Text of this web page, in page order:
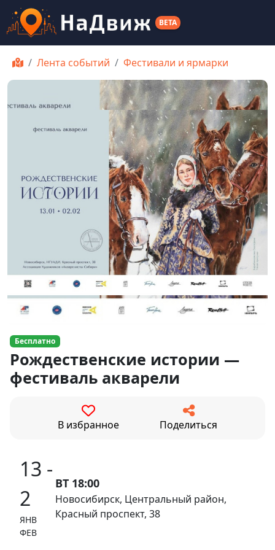
BETA
Лента событий Фестивали и ярмарки
Бесплатно
Рождественские истории —
фестиваль акварели
В избранное Поделиться
13 -
2
ЯНВ
ФЕВ
ВТ 18:00
Новосибирск, Центральный район,
Красный проспект, 38